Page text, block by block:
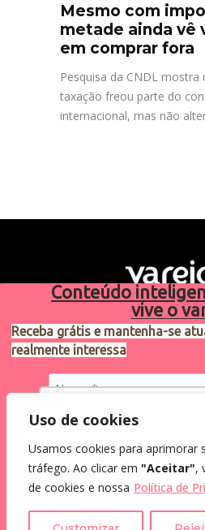
Conteúdo
vive o
Receba grátis e mantenha-se
realmente interessa
Eu concordo em receber
Ao informar meus dados, eu
Utilizamos cookies para
como você interage em
personalizar conteúdo.
Uso de cookies
Usamos cookies para aprimorar
tráfego. Ao clicar em "Aceitar",
de cookies e nossa Política de
Mesmo com
metade ainda vê
em comprar fora
Pesquisa da CNDL mostra
taxação freou parte do
internacional, mas não
Sugestões de
2024®. Todos os